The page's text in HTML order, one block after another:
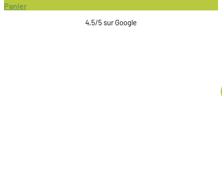
Panier
4,5/5 sur Google